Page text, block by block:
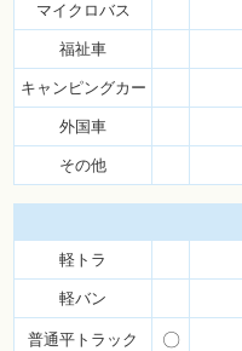
マイクロバス
福祉車
キャンピングカー
外国車
その他
軽トラ
軽バン
普通平トラック 〇